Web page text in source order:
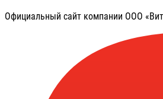
Официальный сайт компании ООО